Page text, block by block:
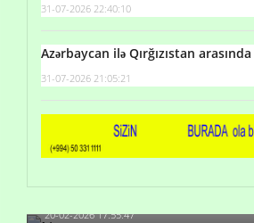
31-07-2026 22:40:10
Azərbaycan ilə Qırğızıstan
31-07-2026 21:05:21
artıb?
20-02-2026 17:55:47